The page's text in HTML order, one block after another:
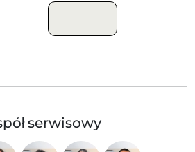
serwisowy